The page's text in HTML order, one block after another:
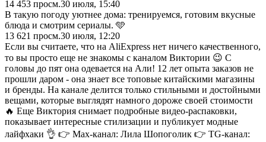
14 453 просм.30 июля, 15:40
В такую погоду уютнее дома: тренируемся, готовим вкусные
блюда и смотрим сериалы. 🩵
13 621 просм.30 июля, 12:20
Если вы считаете, что на AliExpress нет ничего качественного,
то вы просто еще не знакомы с каналом Виктории 😉 С
головы до пят она одевается на Али! 12 лет опыта заказов не
прошли даром - она знает все топовые китайскими магазины
и бренды. На канале делится только стильными и достойными
вещами, которые выглядят намного дороже своей стоимости
🔥 Еще Виктория снимает подробные видео-распаковки,
показывает интересные стилизации и публикует модные
лайфхаки 👌 👉 Max-канал: Лила Шопоголик 👉 TG-канал: